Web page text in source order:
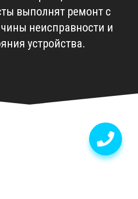
выполнят ремонт с
неисправности и
устройства.